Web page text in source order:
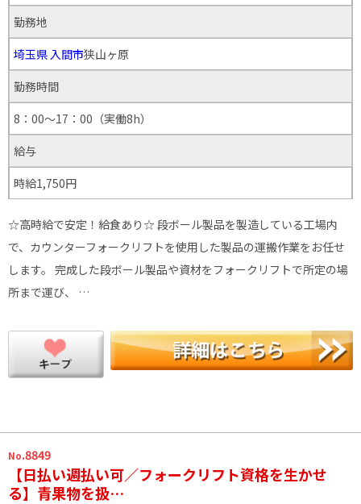
勤務地
埼玉県 入間市狭山ヶ原
勤務時間
8：00～17：00（実働8h）
給与
時給1,750円
☆高時給で安定！給食あり☆ 段ボール製品を製造している工場内
で、カウンターフォークリフトを使用した製品の運搬作業をお任せ
します。 完成した段ボール製品や資材をフォークリフトで所定の場
所まで運び、 …
No.8849
【日払い週払い可／フォークリフト資格を生かせ
る】青果物を扱…